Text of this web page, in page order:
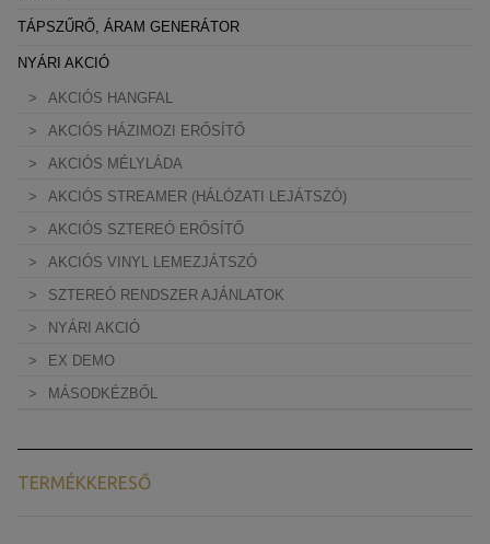
TÁPSZŰRŐ, ÁRAM GENERÁTOR
NYÁRI AKCIÓ
AKCIÓS HANGFAL
AKCIÓS HÁZIMOZI ERŐSÍTŐ
AKCIÓS MÉLYLÁDA
AKCIÓS STREAMER (HÁLÓZATI LEJÁTSZÓ)
AKCIÓS SZTEREÓ ERŐSÍTŐ
AKCIÓS VINYL LEMEZJÁTSZÓ
SZTEREÓ RENDSZER AJÁNLATOK
NYÁRI AKCIÓ
EX DEMO
MÁSODKÉZBŐL
TERMÉKKERESŐ